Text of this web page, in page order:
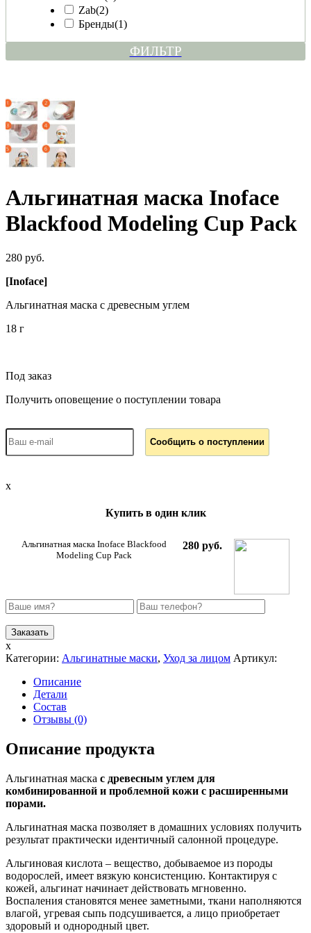
Zab(2)
Бренды(1)
ФИЛЬТР
Альгинатная маска Inoface
Blackfood Modeling Cup Pack
280 руб.
[Inoface]
Альгинатная маска с древесным углем
18 г
Под заказ
Получить оповещение о поступлении товара
x
Купить в один клик
Альгинатная маска Inoface Blackfood
Modeling Cup Pack
280 руб.
x
Категории: Альгинатные маски, Уход за лицом Артикул:
Описание
Детали
Состав
Отзывы (0)
Описание продукта
Альгинатная маска с древесным углем для
комбинированной и проблемной кожи с раcширенными
порами.
Альгинатная маска позволяет в домашних условиях получить
результат практически идентичный салонной процедуре.
Альгиновая кислота – вещество, добываемое из породы
водорослей, имеет вязкую консистенцию. Контактируя с
кожей, альгинат начинает действовать мгновенно.
Воспаления становятся менее заметными, ткани наполняются
влагой, угревая сыпь подсушивается, а лицо приобретает
здоровый и однородный цвет.